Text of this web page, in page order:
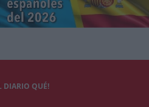
DIARIO QUÉ!